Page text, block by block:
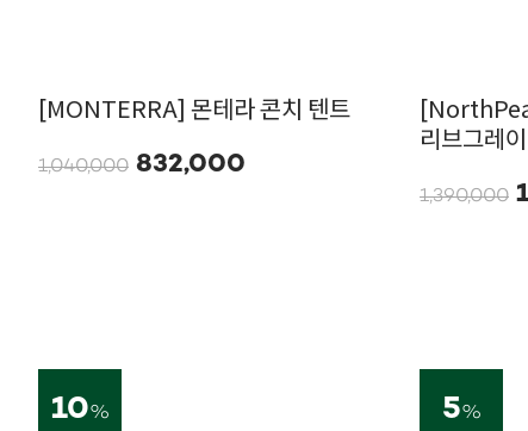
[MONTERRA] 몬테라 콘치 텐트
1,040,000 832,000
리브그레이
1,390,000
10% 5%